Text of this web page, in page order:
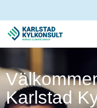
Karlstad